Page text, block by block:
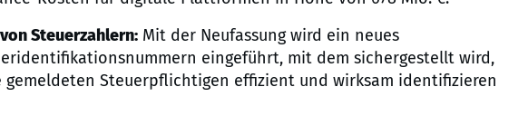
Steuerzahlern: Mit der Neufassung wird ein neues
eingeführt, mit dem sichergestellt wird,
gemeldeten Steuerpflichtigen effizient und wirksam identifizieren